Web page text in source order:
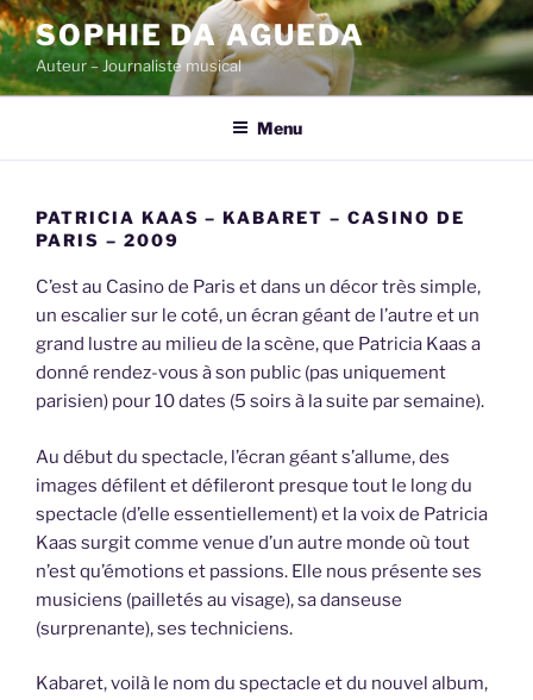
Skip
to
content
SOPHIE DA AGUEDA
Auteur – Journaliste musical
Menu
PATRICIA KAAS – KABARET – CASINO DE
PARIS – 2009
C’est au Casino de Paris et dans un décor très simple,
un escalier sur le coté, un écran géant de l’autre et un
grand lustre au milieu de la scène, que Patricia Kaas a
donné rendez-vous à son public (pas uniquement
parisien) pour 10 dates (5 soirs à la suite par semaine).
Au début du spectacle, l’écran géant s’allume, des
images défilent et défileront presque tout le long du
spectacle (d’elle essentiellement) et la voix de Patricia
Kaas surgit comme venue d’un autre monde où tout
n’est qu’émotions et passions. Elle nous présente ses
musiciens (pailletés au visage), sa danseuse
(surprenante), ses techniciens.
Kabaret, voilà le nom du spectacle et du nouvel album,